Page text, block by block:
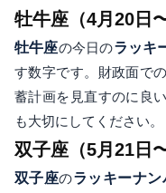
牡牛座（4月20日
牡牛座の今日のラッキ
す数字です。財政面で
蓄計画を見直すのに良
も大切にしてください。
双子座（5月21日
双子座のラッキーナン